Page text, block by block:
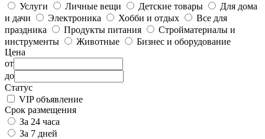
Услуги
Личные вещи Детские товары
Для дома
и дачи
Электроника Хобби и отдых
Все для
праздника
Продукты питания
Стройматериалы и
инструменты
Животные
Бизнес и оборудование
Цена
от
до
Статус
VIP объявление
Срок размещения
За 24 часа
За 7 дней